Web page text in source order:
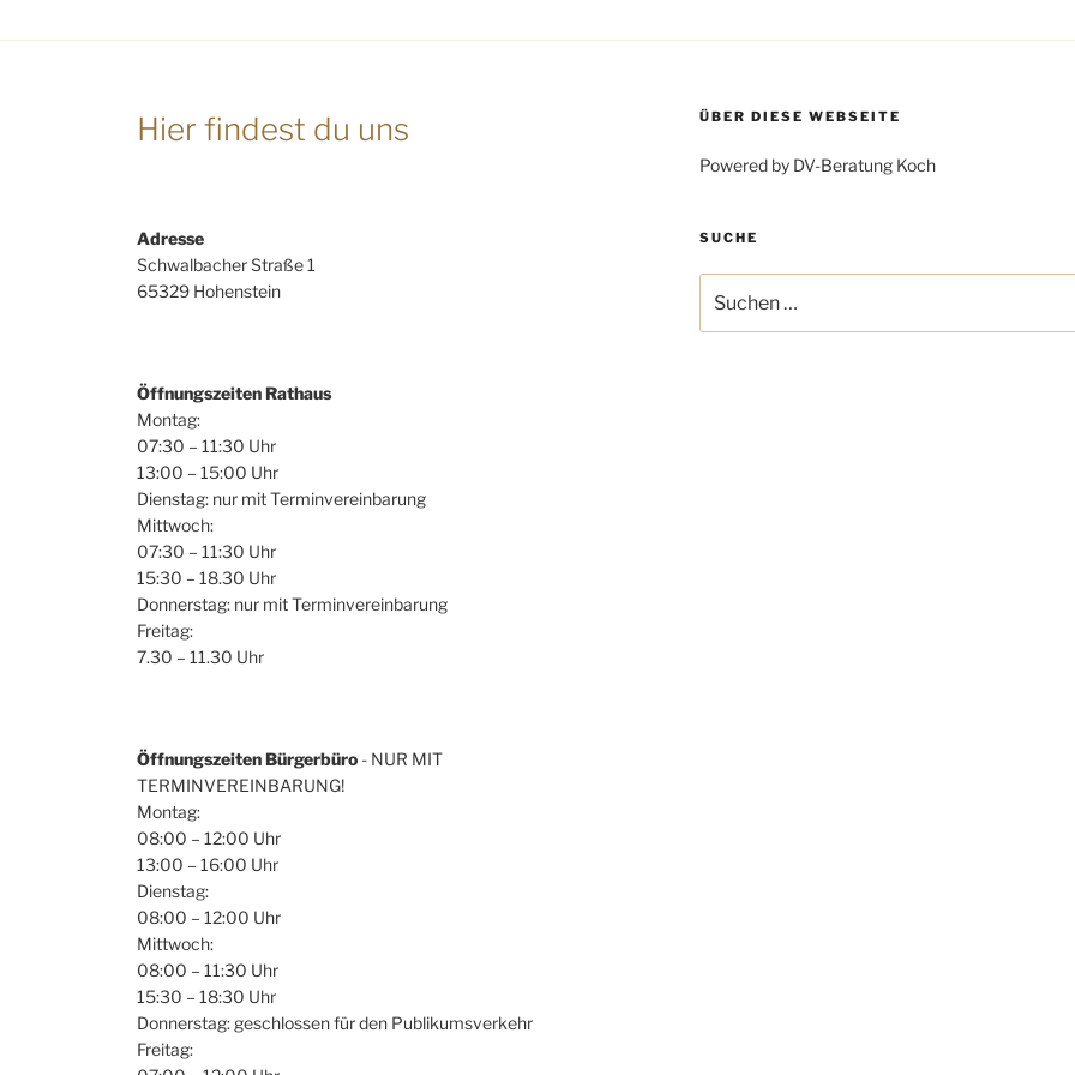
Hier findest du uns
Adresse
Schwalbacher Straße 1
65329 Hohenstein
Öffnungszeiten Rathaus
Montag:
07:30 – 11:30 Uhr
13:00 – 15:00 Uhr
Dienstag: nur mit Terminvereinbarung
Mittwoch:
07:30 – 11:30 Uhr
15:30 – 18.30 Uhr
Donnerstag: nur mit Terminvereinbarung
Freitag:
7.30 – 11.30 Uhr
Öffnungszeiten Bürgerbüro - NUR MIT
TERMINVEREINBARUNG!
Montag:
08:00 – 12:00 Uhr
13:00 – 16:00 Uhr
Dienstag:
08:00 – 12:00 Uhr
Mittwoch:
08:00 – 11:30 Uhr
15:30 – 18:30 Uhr
Donnerstag: geschlossen für den Publikumsverkehr
Freitag:
ÜBER DIESE WEBSEITE
Powered by DV-Beratung Koch
SUCHE
nach: